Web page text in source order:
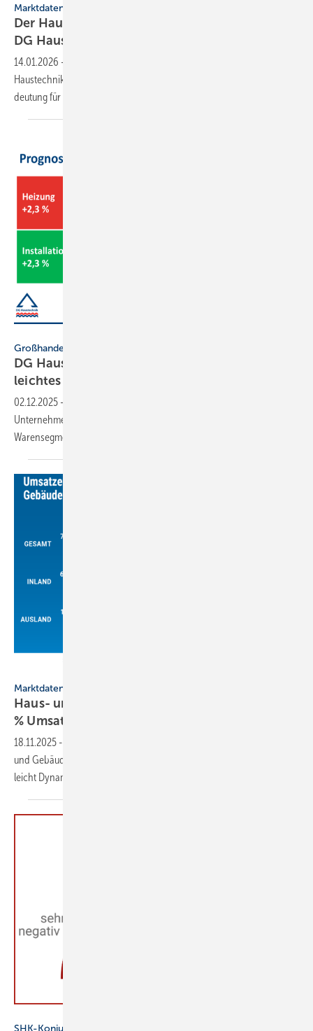
Marktdaten
Der Haustechnik-Großhandel im
DG Haustechnik in
14.01.2026 -
Haus­technik) hat An­fang Januar 2026 ak­tu­elle Zah­len zu sei­ner Be­
deu­tung für die SHK-Branche
Großhandel
DG Haustechnik prognostiziert für 2026
leichtes
02.12.2025 -
Unter­neh­men er­warten für 2026 ein leich­tes Wachstum in allen
Waren­seg­men­ten.
Marktdaten
Haus- und Gebäudetechnik 2025 wohl mit 0,4
% Umsatzverlust
18.11.2025 -
und Gebäude­technik vor­ge­stellt: „Die Bran­che bleibt unter Druck,
leicht Dy­na­mik bei der
SHK-Konjunkturbarometer